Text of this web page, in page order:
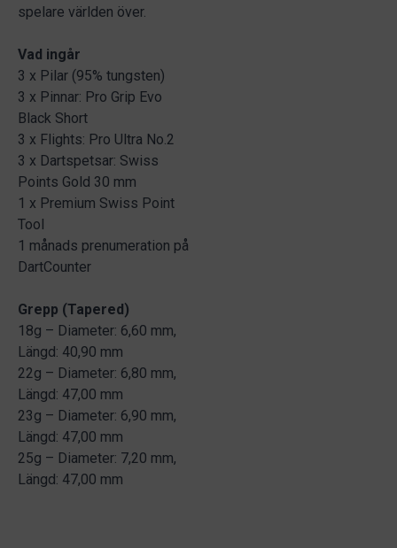
spelare världen över.
Vad ingår
3 x Pilar (95% tungsten)
3 x Pinnar: Pro Grip Evo
Black Short
3 x Flights: Pro Ultra No.2
3 x Dartspetsar: Swiss
Points Gold 30 mm
1 x Premium Swiss Point
Tool
1 månads prenumeration på
DartCounter
Grepp (Tapered)
18g – Diameter: 6,60 mm,
Längd: 40,90 mm
22g – Diameter: 6,80 mm,
Längd: 47,00 mm
23g – Diameter: 6,90 mm,
Längd: 47,00 mm
25g – Diameter: 7,20 mm,
Längd: 47,00 mm